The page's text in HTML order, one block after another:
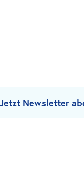
Newsletter